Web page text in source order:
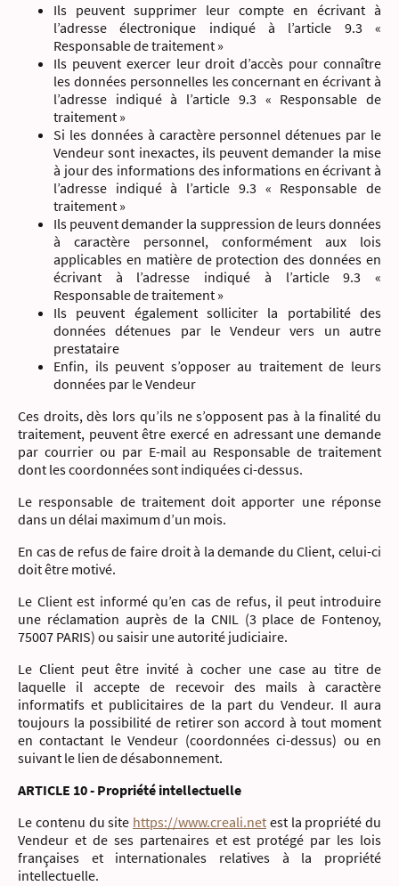
Ils peuvent supprimer leur compte en écrivant à
l’adresse électronique indiqué à l’article 9.3 «
Responsable de traitement »
Ils peuvent exercer leur droit d’accès pour connaître
les données personnelles les concernant en écrivant à
l’adresse indiqué à l’article 9.3 « Responsable de
traitement »
Si les données à caractère personnel détenues par le
Vendeur sont inexactes, ils peuvent demander la mise
à jour des informations des informations en écrivant à
l’adresse indiqué à l’article 9.3 « Responsable de
traitement »
Ils peuvent demander la suppression de leurs données
à caractère personnel, conformément aux lois
applicables en matière de protection des données en
écrivant à l’adresse indiqué à l’article 9.3 «
Responsable de traitement »
Ils peuvent également solliciter la portabilité des
données détenues par le Vendeur vers un autre
prestataire
Enfin, ils peuvent s’opposer au traitement de leurs
données par le Vendeur
Ces droits, dès lors qu’ils ne s’opposent pas à la finalité du
traitement, peuvent être exercé en adressant une demande
par courrier ou par E-mail au Responsable de traitement
dont les coordonnées sont indiquées ci-dessus.
Le responsable de traitement doit apporter une réponse
dans un délai maximum d’un mois.
En cas de refus de faire droit à la demande du Client, celui-ci
doit être motivé.
Le Client est informé qu’en cas de refus, il peut introduire
une réclamation auprès de la CNIL (3 place de Fontenoy,
75007 PARIS) ou saisir une autorité judiciaire.
Le Client peut être invité à cocher une case au titre de
laquelle il accepte de recevoir des mails à caractère
informatifs et publicitaires de la part du Vendeur. Il aura
toujours la possibilité de retirer son accord à tout moment
en contactant le Vendeur (coordonnées ci-dessus) ou en
suivant le lien de désabonnement.
ARTICLE 10 - Propriété intellectuelle
Le contenu du site https://www.creali.net est la propriété du
Vendeur et de ses partenaires et est protégé par les lois
françaises et internationales relatives à la propriété
intellectuelle.